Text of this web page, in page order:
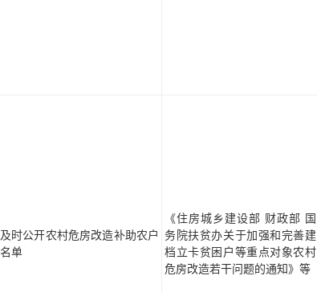
及时公开农村危房改造补助农户
名单
《住房城乡建设部 财政部 国
务院扶贫办关于加强和完善建
档立卡贫困户等重点对象农村
危房改造若干问题的通知》等